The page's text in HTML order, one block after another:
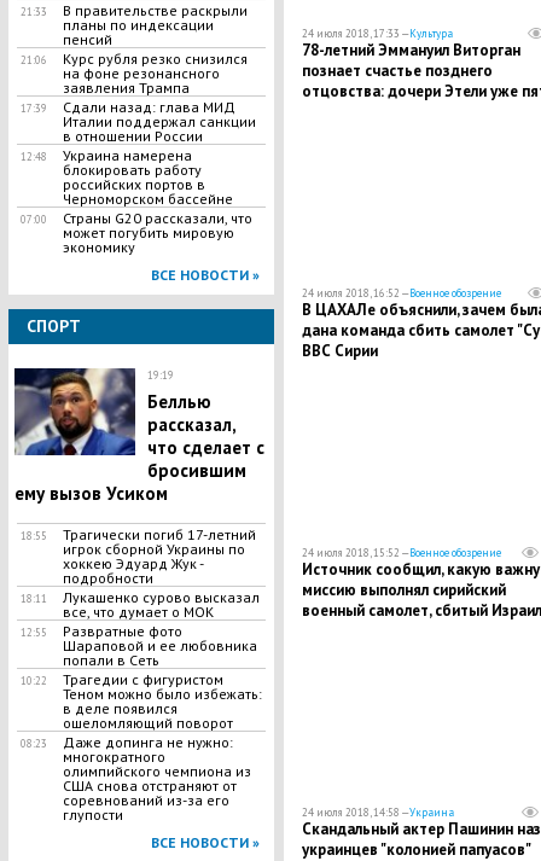
21:33
В правительстве раскрыли
планы по индексации
пенсий
21:06
Курс рубля резко снизился
на фоне резонансного
заявления Трампа
17:39
Сдали назад: глава МИД
Италии поддержал санкции
в отношении России
12:48
Украина намерена
блокировать работу
российских портов в
Черноморском бассейне
07:00
Страны G20 рассказали, что
может погубить мировую
экономику
ВСЕ НОВОСТИ »
СПОРТ
19:19
Беллью
рассказал,
что сделает с
бросившим
ему вызов Усиком
18:55
​Трагически погиб 17-летний
игрок сборной Украины по
хоккею Эдуард Жук -
подробности
18:11
Лукашенко сурово высказал
все, что думает о МОК
12:55
Развратные фото
Шараповой и ее любовника
попали в Сеть
10:22
Трагедии с фигуристом
Теном можно было избежать:
в деле появился
ошеломляющий поворот
08:23
Даже допинга не нужно:
многократного
олимпийского чемпиона из
США снова отстраняют от
соревнований из-за его
глупости
ВСЕ НОВОСТИ »
24 июля 2018, 17:33 —Культура
78-летний Эммануил Виторган
познает счастье позднего
отцовства: дочери Этели уже
24 июля 2018, 16:52 —Военное обозрение
В ЦАХАЛе объяснили, зачем
дана команда сбить самолет
ВВС Сирии
24 июля 2018, 15:52 —Военное обозрение
Источник сообщил, какую
миссию выполнял сирийский
военный самолет, сбитый
24 июля 2018, 14:58 —Украина
Скандальный актер Пашинин
украинцев "колонией папуасов"